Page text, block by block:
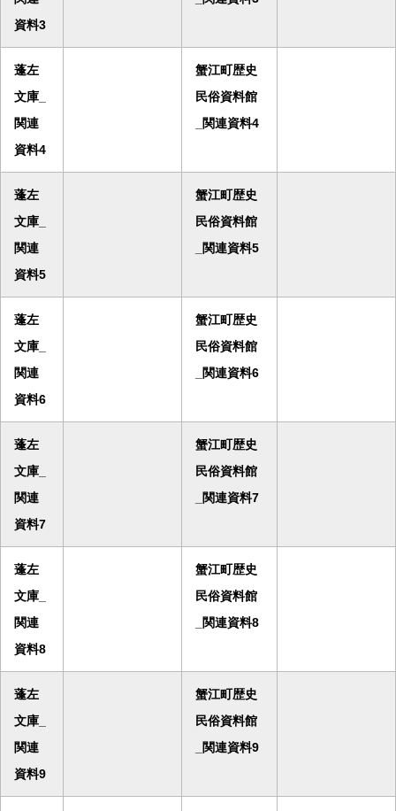
資料3
蓬左
文庫_
関連
資料4
蟹江町歴史
民俗資料館
_関連資料4
蓬左
文庫_
関連
資料5
蟹江町歴史
民俗資料館
_関連資料5
蓬左
文庫_
関連
資料6
蟹江町歴史
民俗資料館
_関連資料6
蓬左
文庫_
関連
資料7
蟹江町歴史
民俗資料館
_関連資料7
蓬左
文庫_
関連
資料8
蟹江町歴史
民俗資料館
_関連資料8
蓬左
文庫_
関連
資料9
蟹江町歴史
民俗資料館
_関連資料9